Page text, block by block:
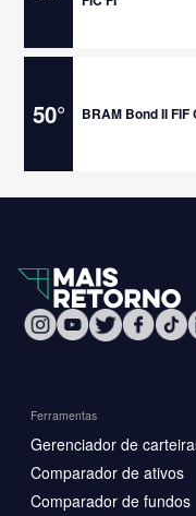
50° BRAM Bond II FIF
Ferramentas
Gerenciador de
Comparador de ativos
Comparador de fundos